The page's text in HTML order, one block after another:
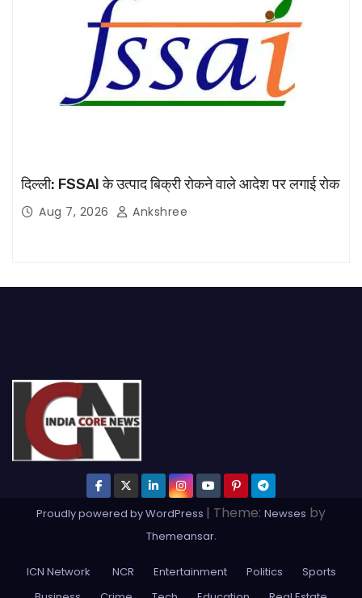
दिल्ली: FSSAI के उत्पाद बिक्री रोकने वाले आदेश पर लगाई रोक
Aug 7, 2026 Ankshree
Proudly powered by WordPress | Theme: Newses by
Themeansar.
ICN Network NCR Entertainment Politics
Sports